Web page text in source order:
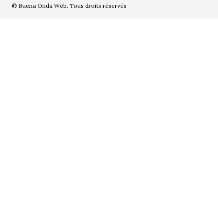
© Buena Onda Web. Tous droits réservés